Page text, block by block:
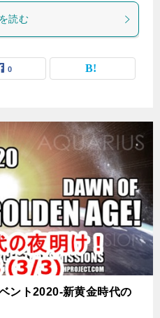
読む
0
ント2020-新黄金時代の